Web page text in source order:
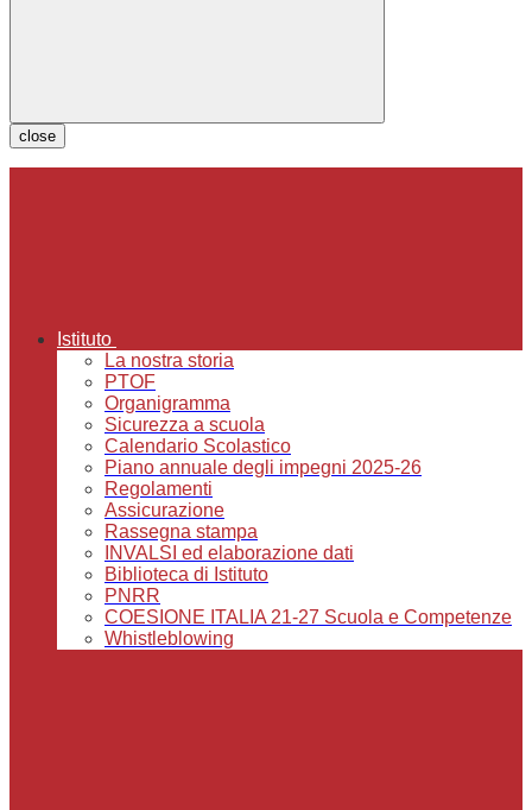
close
Istituto
La nostra storia
PTOF
Organigramma
Sicurezza a scuola
Calendario Scolastico
Piano annuale degli impegni 2025-26
Regolamenti
Assicurazione
Rassegna stampa
INVALSI ed elaborazione dati
Biblioteca di Istituto
PNRR
COESIONE ITALIA 21-27 Scuola e Competenze
Whistleblowing